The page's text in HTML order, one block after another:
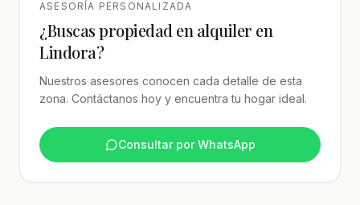
ASESORÍA PERSONALIZADA
¿Buscas propiedad en alquiler en
Lindora?
Nuestros asesores conocen cada detalle de esta
zona. Contáctanos hoy y encuentra tu hogar ideal.
Consultar por WhatsApp